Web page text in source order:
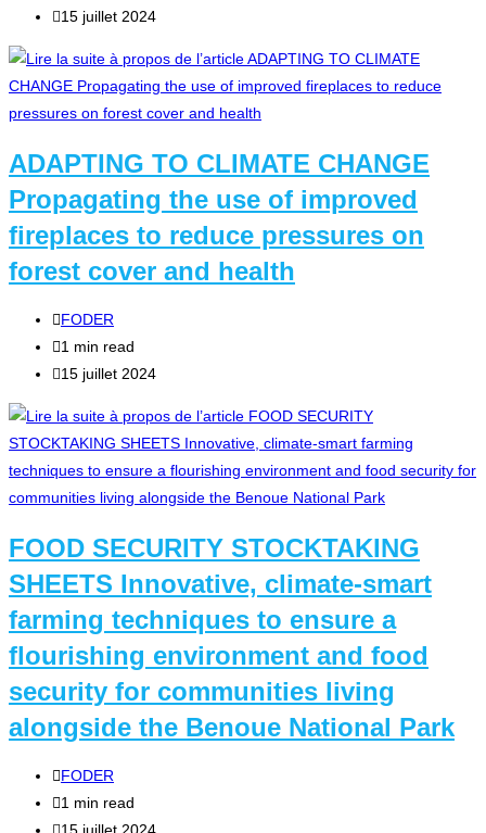
la
de
Publication
15 juillet 2024
ADAPTING TO CLIMATE CHANGE
Propagating the use of improved
fireplaces to reduce pressures on
forest cover and health
Auteur/autrice
de
la
FODER
Temps
de
1 min read
Publication
15 juillet 2024
FOOD SECURITY STOCKTAKING
SHEETS Innovative, climate-smart
farming techniques to ensure a
flourishing environment and food
security for communities living
alongside the Benoue National Park
Auteur/autrice
de
la
FODER
Temps
de
1 min read
Publication